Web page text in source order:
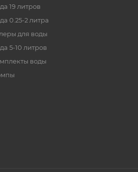
19 литров
0.25-2 литра
для воды
5-10 литров
воды